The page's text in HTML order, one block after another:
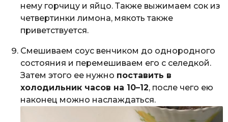
нему горчицу и яйцо. Также выжимаем сок из
четвертинки лимона, мякоть также
приветствуется.
Смешиваем соус венчиком до однородного
состояния и перемешиваем его с селедкой.
Затем этого ее нужно поставить в
холодильник часов на 10–12, после чего ею
наконец можно наслаждаться.